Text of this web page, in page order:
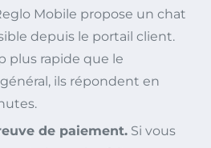
Mobile propose un chat
depuis le portail client.
plus rapide que le
ils répondent en
de paiement. Si vous